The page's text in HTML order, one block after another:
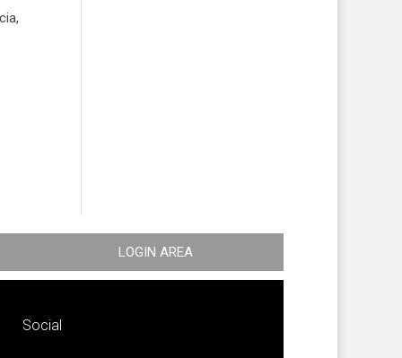
LOGIN AREA
Social